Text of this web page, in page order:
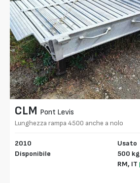
CLM Pont Levis
Lunghezza rampa 4500 anche a nolo
2010
Disponibile
Usato
500 kg
RM, IT